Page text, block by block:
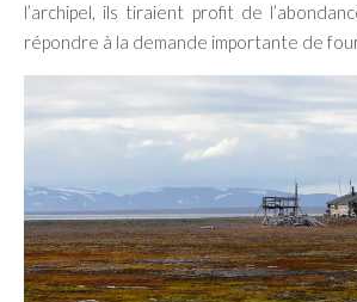
l’archipel, ils tiraient profit de
répondre à la demande importante de